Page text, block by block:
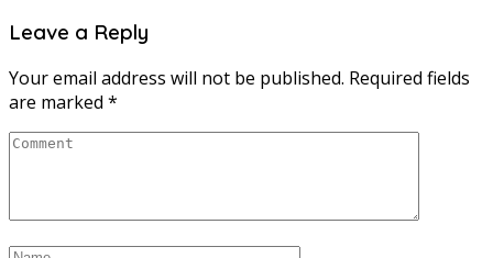
Leave a Reply
Your email address will not be published. Required fields
are marked *